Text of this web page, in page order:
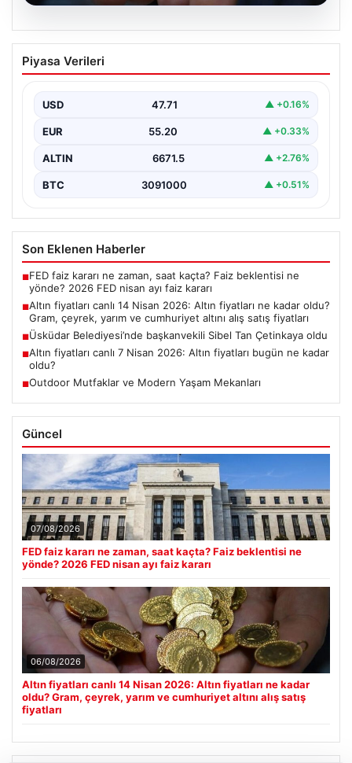
Altın fiyatları canlı 14 Nisan 2026: Altın
fiyatları ne kadar oldu? Gram, çeyrek,
fiyatları
Piyasa Verileri
USD 47.71 ▲ +0.16%
EUR 55.20 ▲ +0.33%
ALTIN 6671.5 ▲ +2.76%
BTC 3091000 ▲ +0.51%
Son Eklenen Haberler
■FED faiz kararı ne zaman, saat kaçta? Faiz beklentisi ne
yönde? 2026 FED nisan ayı faiz kararı
■Altın fiyatları canlı 14 Nisan 2026: Altın fiyatları ne kadar oldu?
Gram, çeyrek, yarım ve cumhuriyet altını alış satış fiyatları
■Üsküdar Belediyesi’nde başkanvekili Sibel Tan Çetinkaya oldu
■Altın fiyatları canlı 7 Nisan 2026: Altın fiyatları bugün ne kadar
oldu?
■Outdoor Mutfaklar ve Modern Yaşam Mekanları
Güncel
07/08/2026
FED faiz kararı ne zaman, saat kaçta? Faiz beklentisi ne
yönde? 2026 FED nisan ayı faiz kararı
06/08/2026
Altın fiyatları canlı 14 Nisan 2026: Altın fiyatları ne kadar
oldu? Gram, çeyrek, yarım ve cumhuriyet altını alış satış
fiyatları